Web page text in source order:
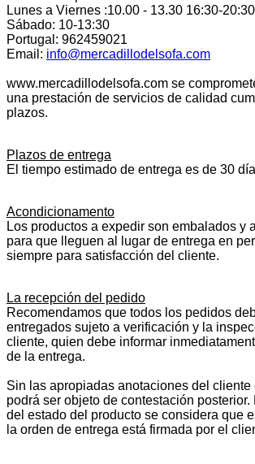
Lunes a Viernes :10.00 - 13.30 16:30-20:30
Sábado: 10-13:30
Portugal: 962459021
Email: info@mercadillodelsofa.com
www.mercadillodelsofa.com se
una prestación de servicios de calidad
plazos.
Plazos de entrega
El tiempo estimado de entrega es de 30
Acondicionamento
Los productos a expedir son embalados y
para que lleguen al lugar de entrega en
siempre para satisfacción del cliente.
La recepción del pedido
Recomendamos que todos los pedidos
entregados sujeto a verificación y la
cliente, quien debe informar
de la entrega.
Sin las apropiadas anotaciones del cliente
podrá ser objeto de contestación posterior.
del estado del producto se considera que
la orden de entrega está firmada por el